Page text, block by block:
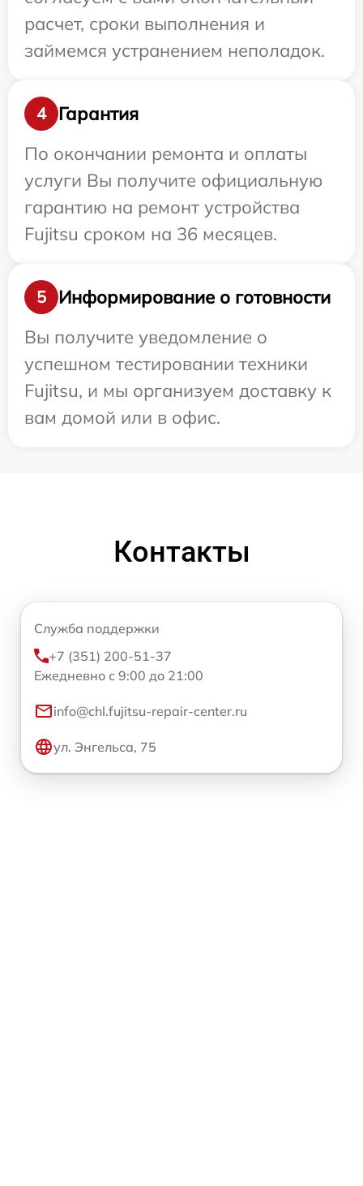
расчет, сроки выполнения и
займемся устранением неполадок.
4
Гарантия
По окончании ремонта и оплаты
услуги Вы получите официальную
гарантию на ремонт устройства
Fujitsu сроком на 36 месяцев.
5
Информирование о готовности
Вы получите уведомление о
успешном тестировании техники
Fujitsu, и мы организуем доставку к
вам домой или в офис.
Контакты
Служба поддержки
+7 (351) 200-51-37
Ежедневно с 9:00 до 21:00
info@chl.fujitsu-repair-center.ru
ул. Энгельса, 75